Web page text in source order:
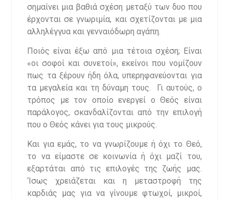
σημαίνει μια βαθιά σχέση μεταξύ των δυο που
έρχονται σε γνωριμία, και σχετίζονται με μια
αλληλέγγυα και γενναιόδωρη αγάπη.
Ποιός είναι έξω από μια τέτοια σχέση; Είναι
«οι σοφοί και συνετοί», εκείνοι που νομίζουν
πως τα ξέρουν ήδη όλα, υπερηφανεύονται για
τα μεγαλεία και τη δύναμη τους. Γι αυτούς, ο
τρόπος με τον οποίο ενεργεί ο Θεός είναι
παράλογος, σκανδαλίζονται από την επιλογή
που ο Θεός κάνει για τους μικρούς.
Και για εμάς, το να γνωρίζουμε ή όχι το Θεό,
το να είμαστε σε κοινωνία ή όχι μαζί του,
εξαρτάται από τις επιλογές της ζωής μας.
‘Ισως χρειάζεται και η μεταστροφή της
καρδιάς μας για να γίνουμε φτωχοί, μικροί,